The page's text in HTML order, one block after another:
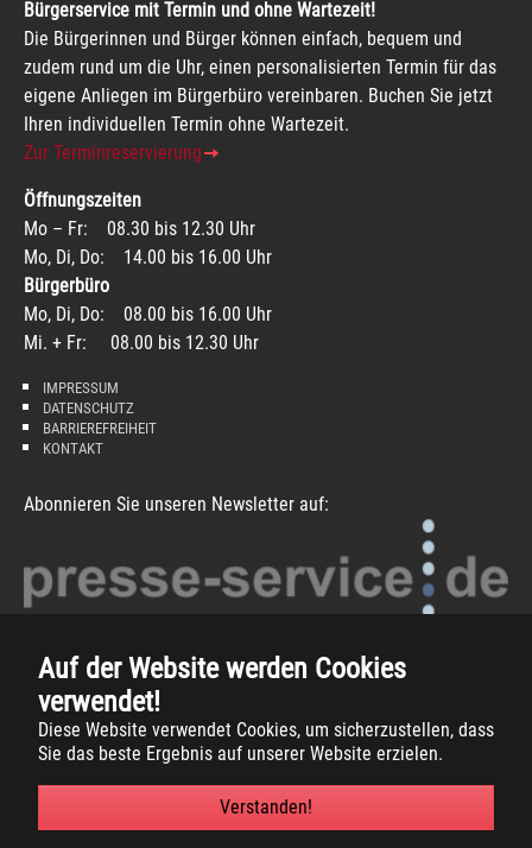
Auf der Website werden Cookies
verwendet!
Diese Website verwendet Cookies, um sicherzustellen, dass
Sie das beste Ergebnis auf unserer Website erzielen.
Verstanden!
Bürgerservice mit Termin und ohne Wartezeit!
Die Bürgerinnen und Bürger können einfach, bequem und
zudem rund um die Uhr, einen personalisierten Termin für das
eigene Anliegen im Bürgerbüro vereinbaren. Buchen Sie jetzt
Ihren individuellen Termin ohne Wartezeit.
Zur Terminreservierung
Öffnungszeiten
Mo – Fr: 08.30 bis 12.30 Uhr
Mo, Di, Do: 14.00 bis 16.00 Uhr
Bürgerbüro
Mo, Di, Do: 08.00 bis 16.00 Uhr
Mi. + Fr: 08.00 bis 12.30 Uhr
IMPRESSUM
DATENSCHUTZ
BARRIEREFREIHEIT
KONTAKT
Abonnieren Sie unseren Newsletter auf:
Copyright 2026 -Gemeinde Südlohn